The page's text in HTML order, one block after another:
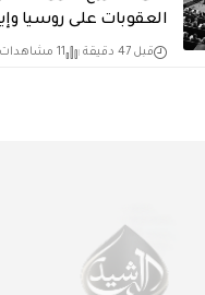
العقوبات على روسيا
قبل 47 دقيقة 11 مشاهدات